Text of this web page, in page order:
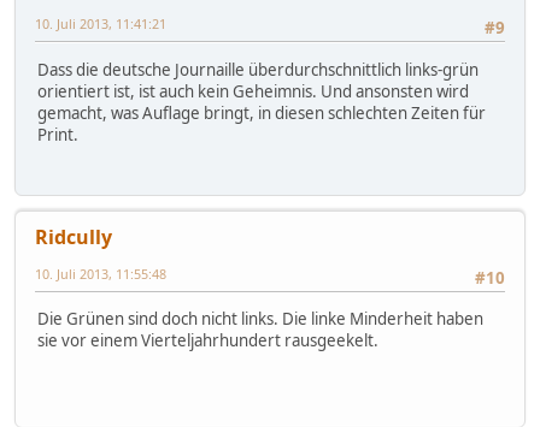
#9
10. Juli 2013, 11:41:21
Dass die deutsche Journaille überdurchschnittlich links-grün
orientiert ist, ist auch kein Geheimnis. Und ansonsten wird
gemacht, was Auflage bringt, in diesen schlechten Zeiten für
Print.
Ridcully
#10
10. Juli 2013, 11:55:48
Die Grünen sind doch nicht links. Die linke Minderheit haben
sie vor einem Vierteljahrhundert rausgeekelt.